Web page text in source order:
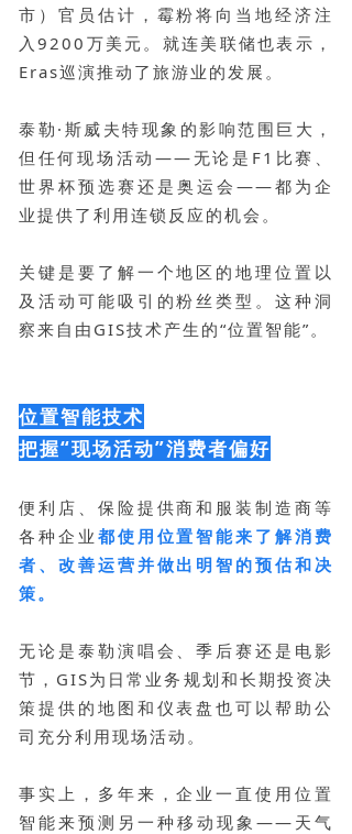
市）官员估计，霉粉将向当地经济注
入9200万美元。就连美联储也表示，
Eras巡演推动了旅游业的发展。
泰勒·斯威夫特现象的影响范围巨大，
但任何现场活动——无论是F1比赛、
世界杯预选赛还是奥运会——都为企
业提供了利用连锁反应的机会。
关键是要了解一个地区的地理位置以
及活动可能吸引的粉丝类型。这种洞
察来自由GIS技术产生的“位置智能”。
位置智能技术
把握“现场活动”消费者偏好
便利店、保险提供商和服装制造商等
各种企业 都使用位置智能来了解消费
者、改善运营并做出明智的预估和决
策。
无论是泰勒演唱会、季后赛还是电影
节，GIS为日常业务规划和长期投资决
策提供的地图和仪表盘也可以帮助公
司充分利用现场活动。
事实上，多年来，企业一直使用位置
智能来预测另一种移动现象——天气